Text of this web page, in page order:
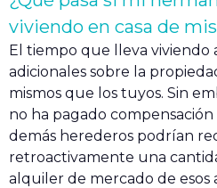
viviendo en casa de
El tiempo que lleva viviendo
adicionales sobre la
mismos que los tuyos. Sin
no ha pagado
demás herederos podrían
retroactivamente una
alquiler de mercado de esos